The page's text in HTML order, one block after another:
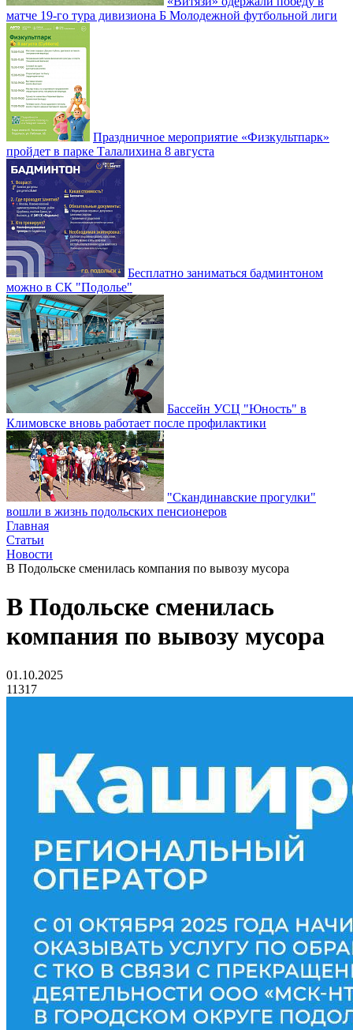
матче 19-го тура дивизиона Б Молодежной футбольной лиги
Праздничное мероприятие «Физкультпарк»
пройдет в парке Талалихина 8 августа
Бесплатно заниматься бадминтоном
можно в СК "Подолье"
Бассейн УСЦ "Юность" в
Климовске вновь работает после профилактики
"Скандинавские прогулки"
вошли в жизнь подольских пенсионеров
Главная
Статьи
Новости
В Подольске сменилась компания по вывозу мусора
В Подольске сменилась
компания по вывозу мусора
01.10.2025
11317